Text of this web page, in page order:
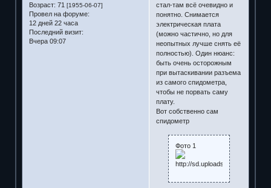
Возраст: 71 [1955-06-07]
Провел на форуме:
12 дней 22 часа
Последний визит:
Вчера 09:07
стал-там всё очевидно и
понятно. Снимается
электрическая плата
(можно частично, но для
неопытных лучше снять её
полностью). Один нюанс:
быть очень осторожным
при вытаскивании разъема
из самого спидометра,
чтобы не порвать саму
плату.
Вот собственно сам
спидометр
Фото 1